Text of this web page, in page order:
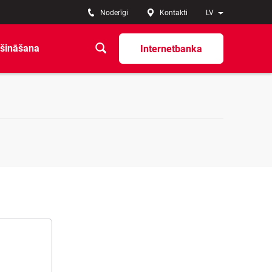
LV
Noderīgi Kontakti
Internetbanka